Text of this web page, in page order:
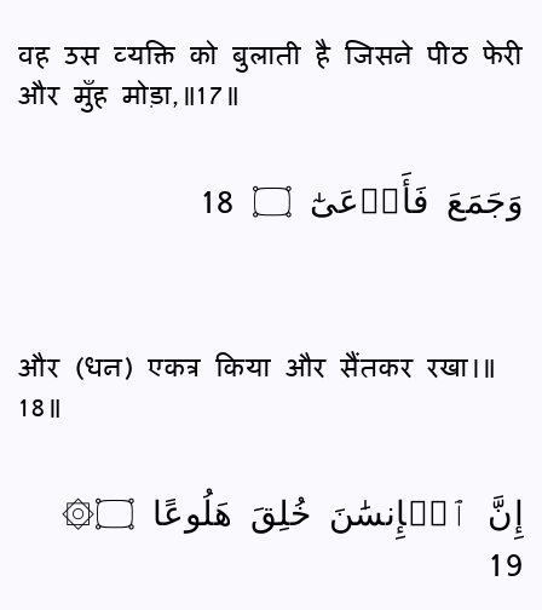
वह उस व्यक्ति को बुलाती है जिसने पीठ फेरी
और मुँह मोड़ा,॥17॥
وَجَمَعَ فَأَوۡعَىٰٓ ۝ 18
और (धन) एकत्र किया और सैंतकर रखा।॥
18॥
۞إِنَّ ٱلۡإِنسَٰنَ خُلِقَ هَلُوعًا ۝
19